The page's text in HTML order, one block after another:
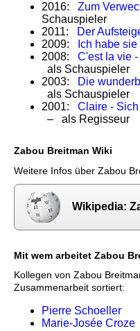
2016: Zum
Schauspieler
2011:
Der
2009:
Ich habe
2008: C'est la vie
als Schauspieler
2003:
Die
als Schauspieler
2001: Claire -
– als Regisseur
Zabou Breitman Wiki
Weitere Infos über Zabou
Wikipedia:
Mit wem arbeitet Zabou
Kollegen von Zabou
Zusammenarbeit sortiert:
Pierre Schoeller
Marie-Josée Croze